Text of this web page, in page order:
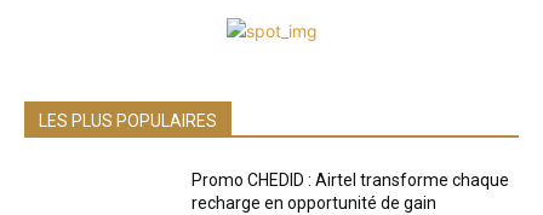
LES PLUS POPULAIRES
Promo CHEDID : Airtel transforme chaque
recharge en opportunité de gain